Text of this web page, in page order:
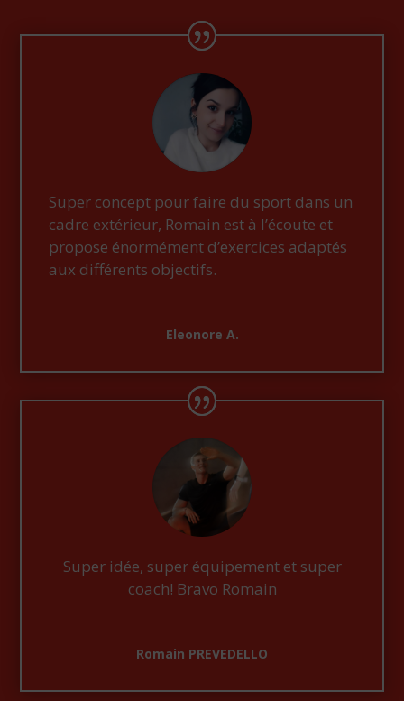
Super concept pour faire du sport dans un
cadre extérieur, Romain est à l’écoute et
propose énormément d’exercices adaptés
aux différents objectifs.
Eleonore A.
Super idée, super équipement et super
coach! Bravo Romain
Romain PREVEDELLO